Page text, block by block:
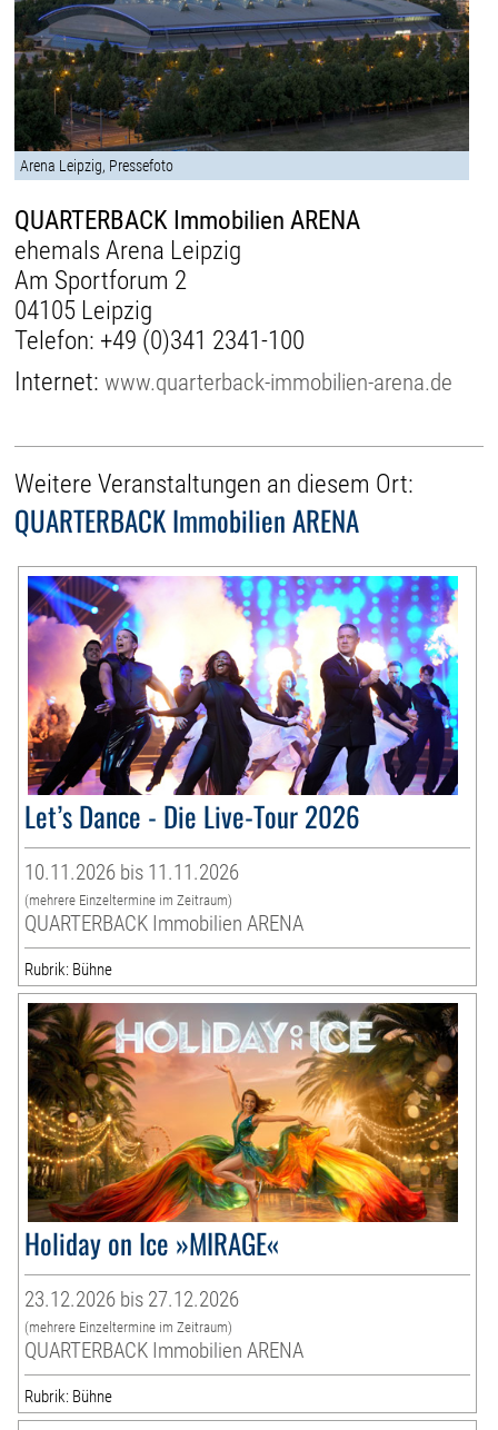
Arena Leipzig, Pressefoto
QUARTERBACK Immobilien ARENA
ehemals Arena Leipzig
Am Sportforum 2
04105 Leipzig
Telefon: +49 (0)341 2341-100
Internet:www.quarterback-immobilien-arena.de
Weitere Veranstaltungen an diesem Ort:
QUARTERBACK Immobilien ARENA
Let’s Dance - Die Live-Tour 2026
10.11.2026 bis 11.11.2026
(mehrere Einzeltermine im Zeitraum)
QUARTERBACK Immobilien ARENA
Rubrik: Bühne
Holiday on Ice »MIRAGE«
23.12.2026 bis 27.12.2026
(mehrere Einzeltermine im Zeitraum)
QUARTERBACK Immobilien ARENA
Rubrik: Bühne